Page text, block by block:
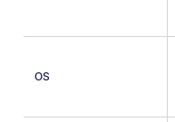
OS